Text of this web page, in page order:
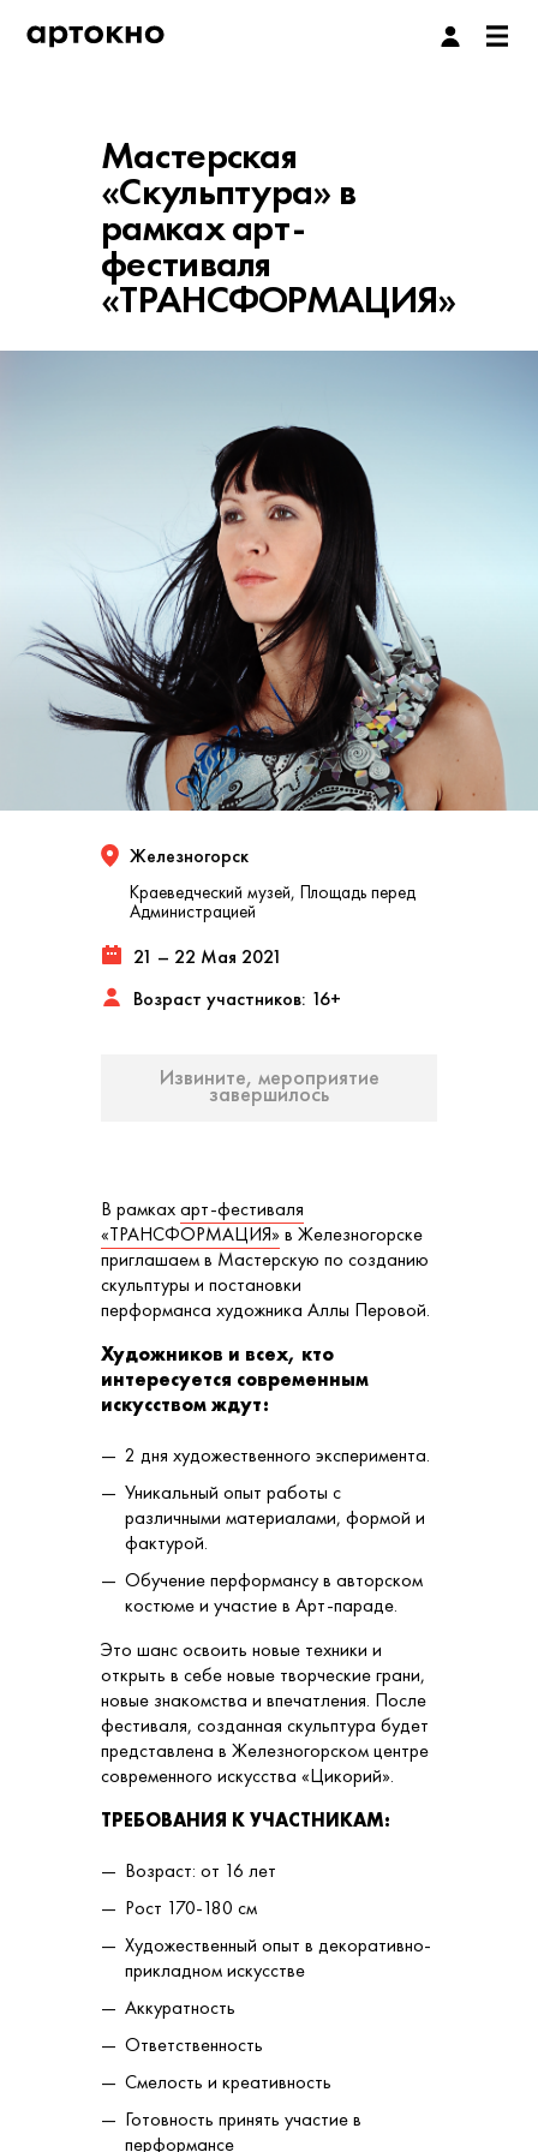
Мастерская
«Скульптура» в
рамках арт-
фестиваля
«ТРАНСФОРМАЦИЯ»
Железногорск
Краеведческий музей, Площадь перед
Администрацией
21 – 22 Мая 2021
Возраст участников: 16+
Извините, мероприятие
завершилось
В рамкахарт-фестиваля
«ТРАНСФОРМАЦИЯ»в Железногорске
приглашаем в Мастерскую по созданию
скульптуры и постановки
перформанса художника Аллы Перовой.
Художников и всех, кто
интересуется современным
искусством ждут:
2 дня художественного эксперимента.
Уникальный опыт работы с
различными материалами, формой и
фактурой.
Обучение перформансу в авторском
костюме и участие в Арт-параде.
Это шанс освоить новые техники и
открыть в себе новые творческие грани,
новые знакомства и впечатления. После
фестиваля, созданная скульптура будет
представлена в Железногорском центре
современного искусства «Цикорий».
ТРЕБОВАНИЯ К УЧАСТНИКАМ:
Возраст: от 16 лет
Рост 170-180 см
Художественный опыт в декоративно-
прикладном искусстве
Аккуратность
Ответственность
Смелость и креативность
Готовность принять участие в
перформансе